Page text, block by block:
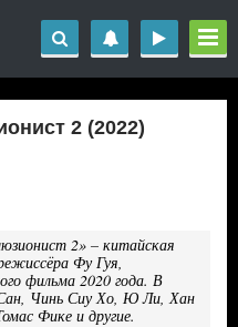
2 (2022)
2» – китайская
Фу Гуя,
фильма 2020 года. В
Сан, Чинь Сиу Хо, Ю Ли, Хан
Фике и другие.